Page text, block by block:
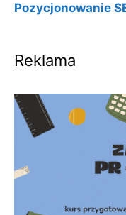
Pozycjonowanie
Reklama